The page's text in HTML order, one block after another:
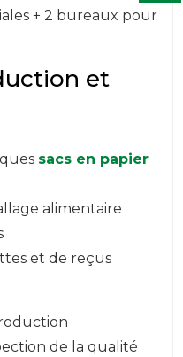
+ 2 bureaux pour
et
sacs en papier
alimentaire
et de reçus
de la qualité